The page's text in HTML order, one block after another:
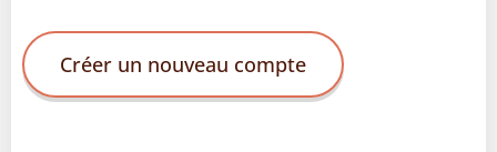
Créer un nouveau compte